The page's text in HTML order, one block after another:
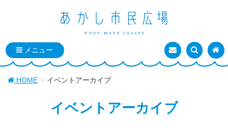
お問い合わせ
検索を表
ト
HOME イベントアーカイブ
イベントアーカイブ